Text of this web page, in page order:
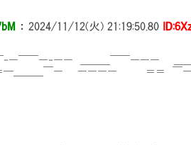
： 2024/11/12(火) 21:19:50.80
￣‐―￣￣―‐―― ＿＿＿￣￣――― ＿
＝━＿＿＿￣― ―――― ＝＝ ￣――